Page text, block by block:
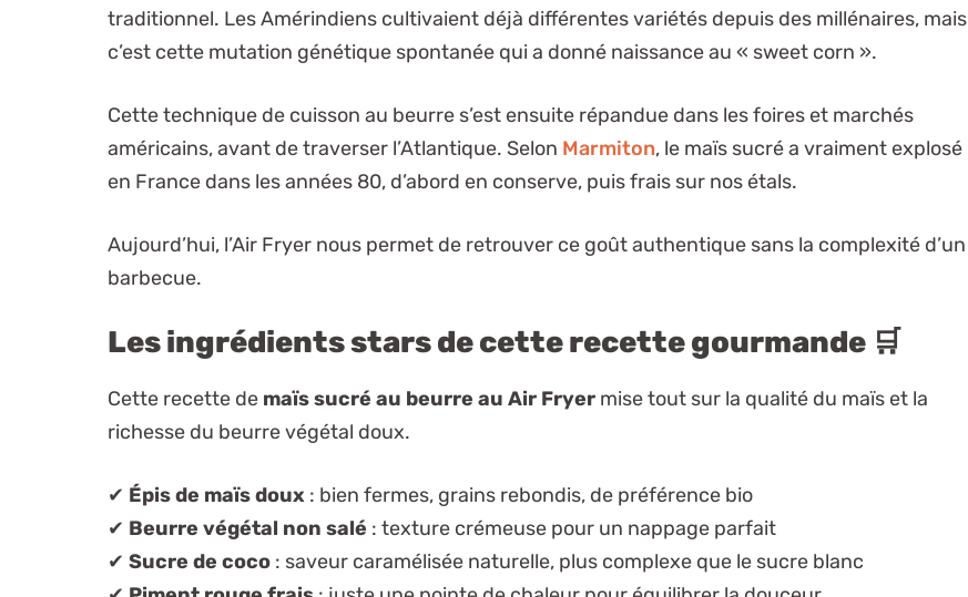
traditionnel. Les Amérindiens cultivaient déjà différentes variétés depuis des millénaires, mais
c’est cette mutation génétique spontanée qui a donné naissance au « sweet corn ».
Cette technique de cuisson au beurre s’est ensuite répandue dans les foires et marchés
américains, avant de traverser l’Atlantique. Selon Marmiton, le maïs sucré a vraiment explosé
en France dans les années 80, d’abord en conserve, puis frais sur nos étals.
Aujourd’hui, l’Air Fryer nous permet de retrouver ce goût authentique sans la complexité d’un
barbecue.
Les ingrédients stars de cette recette gourmande 🛒
Cette recette de maïs sucré au beurre au Air Fryer mise tout sur la qualité du maïs et la
richesse du beurre végétal doux.
✔ Épis de maïs doux : bien fermes, grains rebondis, de préférence bio
✔ Beurre végétal non salé : texture crémeuse pour un nappage parfait
✔ Sucre de coco : saveur caramélisée naturelle, plus complexe que le sucre blanc